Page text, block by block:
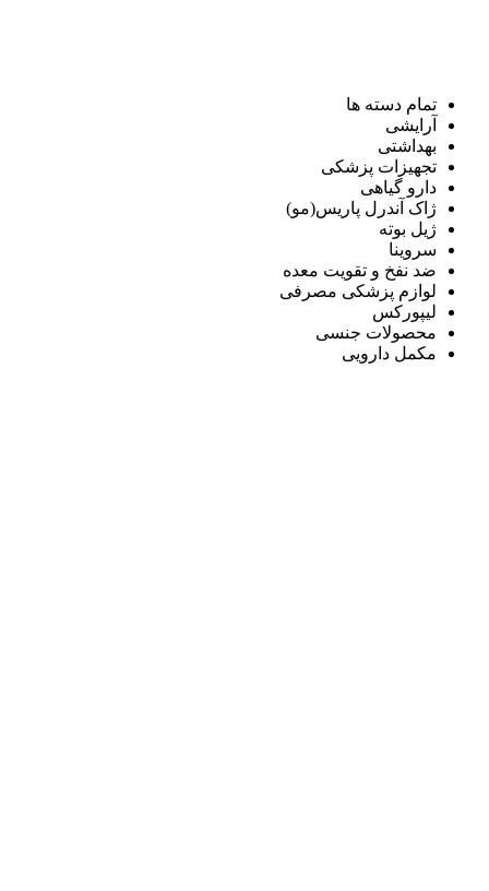
تمام دسته ها
آرایشی
بهداشتی
تجهیزات پزشکی
دارو گیاهی
ژاک آندرل پاریس(مو)
ژیل بوته
سروینا
ضد نفخ و تقویت معده
لوازم پزشکی مصرفی
لیپورکس
محصولات جنسی
مکمل دارویی